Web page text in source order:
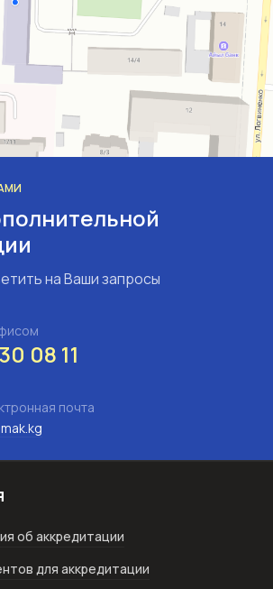
на Ваши запросы
08 11
почта
об аккредитации
для аккредитации